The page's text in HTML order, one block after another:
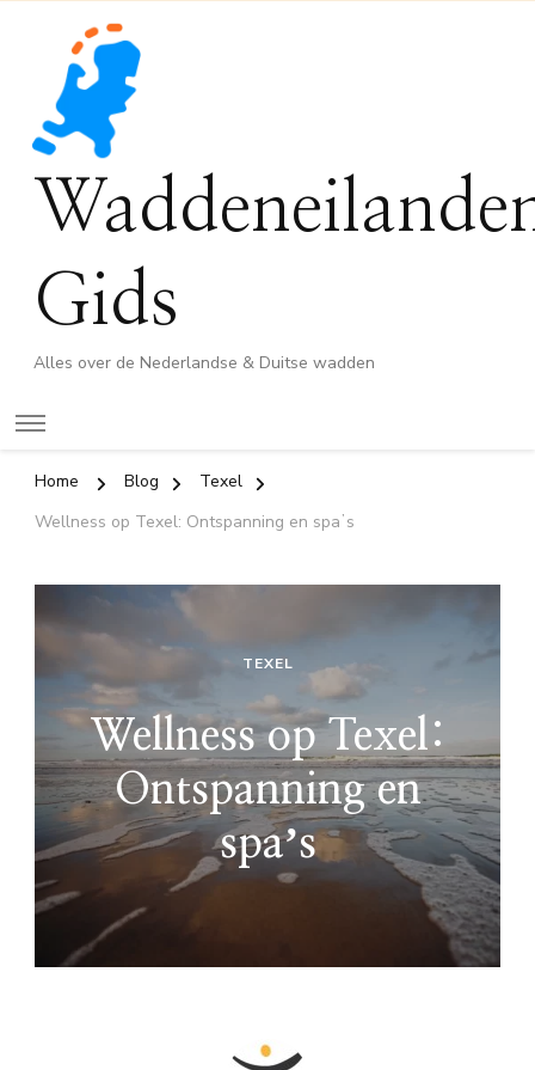
Gids
Alles over de Nederlandse & Duitse wadden
Home Blog
Texel
Wellness op Texel: Ontspanning en spaʼs
TEXEL
Wellness op Texel:
Ontspanning en
spaʼs